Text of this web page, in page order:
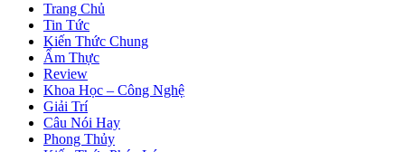
Trang Chủ
Tin Tức
Kiến Thức Chung
Ẩm Thực
Review
Khoa Học – Công Nghệ
Giải Trí
Câu Nói Hay
Phong Thủy